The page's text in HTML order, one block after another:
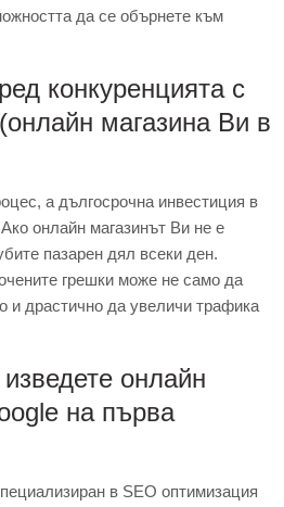
да се обърнете към
конкуренцията с
магазина Ви в
а дългосрочна инвестиция в
онлайн магазинът Ви не е
пазарен дял всеки ден.
грешки може не само да
и драстично да увеличи трафика
онлайн
на първа
в SEO оптимизация